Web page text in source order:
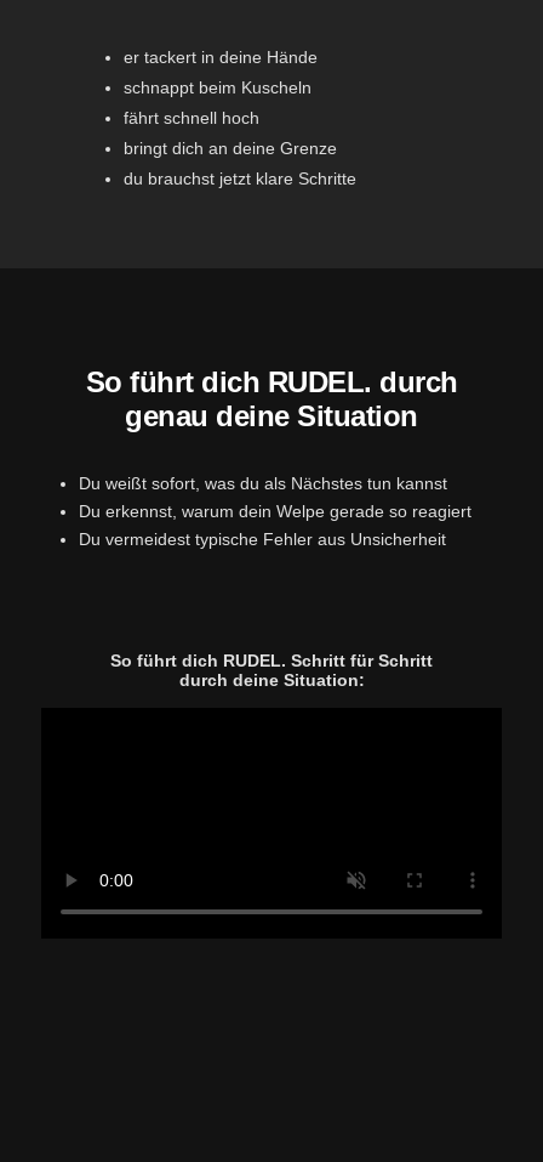
er tackert in deine Hände
schnappt beim Kuscheln
fährt schnell hoch
bringt dich an deine Grenze
du brauchst jetzt klare Schritte
So führt dich RUDEL. durch
genau deine Situation
Du weißt sofort, was du als Nächstes tun kannst
Du erkennst, warum dein Welpe gerade so reagiert
Du vermeidest typische Fehler aus Unsicherheit
So führt dich RUDEL. Schritt für Schritt
durch deine Situation: